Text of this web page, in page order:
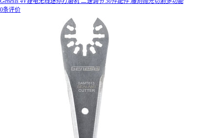
0条评价